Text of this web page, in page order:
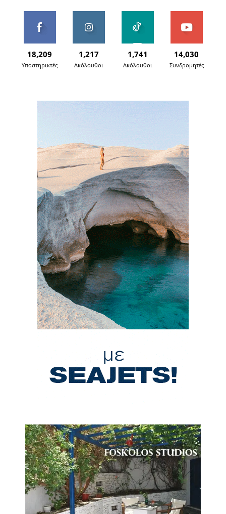
18,209
Υποστηρικτές
1,217
Ακόλουθοι
1,741
Ακόλουθοι
14,030
Συνδρομητές